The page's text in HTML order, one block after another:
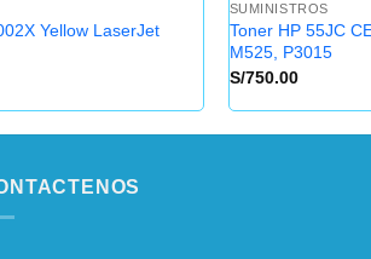
Yellow LaserJet
SUMINISTROS
Toner HP 55JC
M525, P3015
S/750.00